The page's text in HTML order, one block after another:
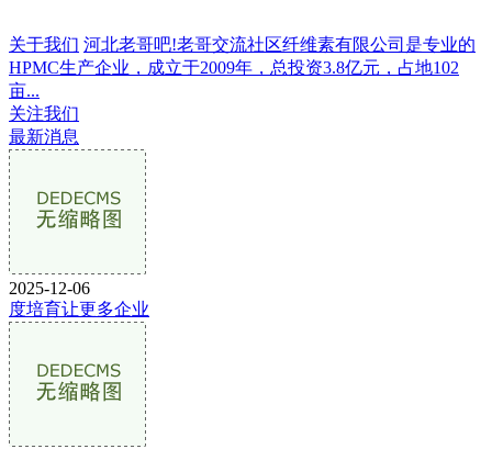
关于我们 河北老哥吧!老哥交流社区纤维素有限公司是专业的
HPMC生产企业，成立于2009年，总投资3.8亿元，占地102
亩...
关注我们
最新消息
2025-12-06
度培育让更多企业